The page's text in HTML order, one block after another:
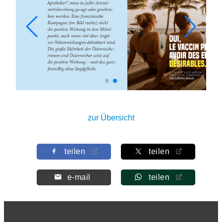
zur Übersicht
teilen teilen
e-mail teilen